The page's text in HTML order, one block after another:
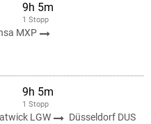
9h 5m
1 Stopp
MXP
9h 5m
1 Stopp
LGW
Düsseldorf DUS